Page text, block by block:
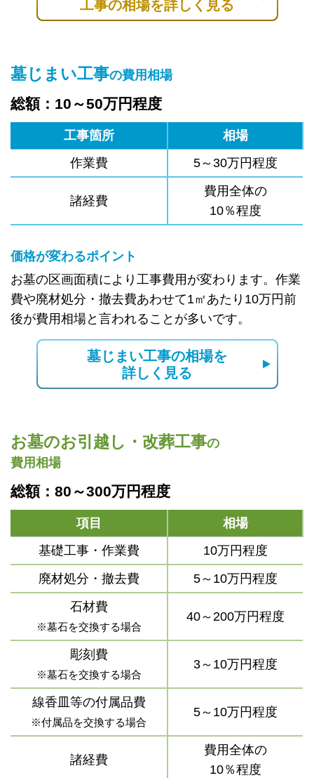
工事の相場を詳しく見る
墓じまい工事の費用相場
総額：10～50万円程度
工事箇所
相場
作業費
5～30万円程度
諸経費
費用全体の
10％程度
価格が変わるポイント
お墓の区画面積により工事費用が変わります。作業
費や廃材処分・撤去費あわせて1㎡あたり10万円前
後が費用相場と言われることが多いです。
墓じまい工事の相場を
詳しく見る
お墓のお引越し・改葬工事の
費用相場
総額：80～300万円程度
項目
相場
基礎工事・作業費
10万円程度
廃材処分・撤去費
5～10万円程度
石材費
※墓石を交換する場合
40～200万円程度
彫刻費
※墓石を交換する場合
3～10万円程度
線香皿等の付属品費
※付属品を交換する場合
5～10万円程度
諸経費
費用全体の
10％程度